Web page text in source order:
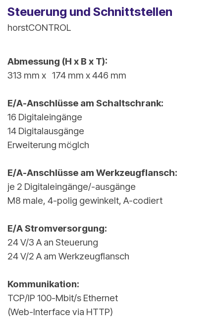
Steuerung und Schnittstellen
horstCONTROL
Abmessung (H x B x T):
313 mm x 174 mm x 446 mm
E/A-Anschlüsse am Schaltschrank:
16 Digitaleingänge
14 Digitalausgänge
Erweiterung möglch
E/A-Anschlüsse am Werkzeugflansch:
je 2 Digitaleingänge/-ausgänge
M8 male, 4-polig gewinkelt, A-codiert
E/A Stromversorgung:
24 V/3 A an Steuerung
24 V/2 A am Werkzeugflansch
Kommunikation:
TCP/IP 100-Mbit/s Ethernet
(Web-Interface via HTTP)